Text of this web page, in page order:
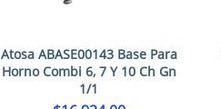
Atosa ABASE00143 Base Para
Horno Combi 6, 7 Y 10 Ch Gn
1/1